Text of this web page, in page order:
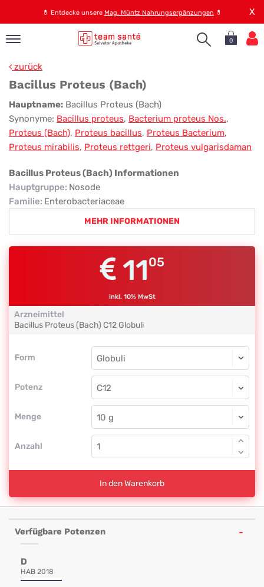
💊 Entdecke unsere Mag. Müntz Nahrungsergänzungen 💊 X
0
zurück
Bacillus Proteus (Bach)
Bacillus
Proteus
(Bach)
Hauptname: Bacillus Proteus (Bach)
Synonyme: Bacillus proteus, Bacterium proteus Nos.,
Proteus (Bach), Proteus bacillus, Proteus Bacterium,
Proteus mirabilis, Proteus rettgeri, Proteus vulgarisdaman
Bacillus Proteus (Bach) Informationen
Hauptgruppe: Nosode
Familie: Enterobacteriaceae
MEHR INFORMATIONEN
1105
inkl. 10% MwSt
Arzneimittel
Bacillus Proteus (Bach) C12 Globuli
Form
Form
Potenz
Globuli
C12
Menge
Globuli
Anzahl
In den Warenkorb
Verfügbare Potenzen
D
HAB 2018